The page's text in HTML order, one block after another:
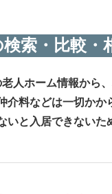
索・比較・
人ホーム情報から
料などは一切か
と入居できない